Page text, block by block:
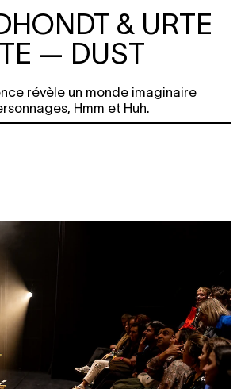
& URTE
— DUST
révèle un monde imaginaire
Hmm et Huh.